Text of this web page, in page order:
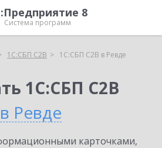
8
Система программ
1С:СБП C2B 1С:СБП C2B в Ревде
1С:СБП C2B
в Ревде
карточками,